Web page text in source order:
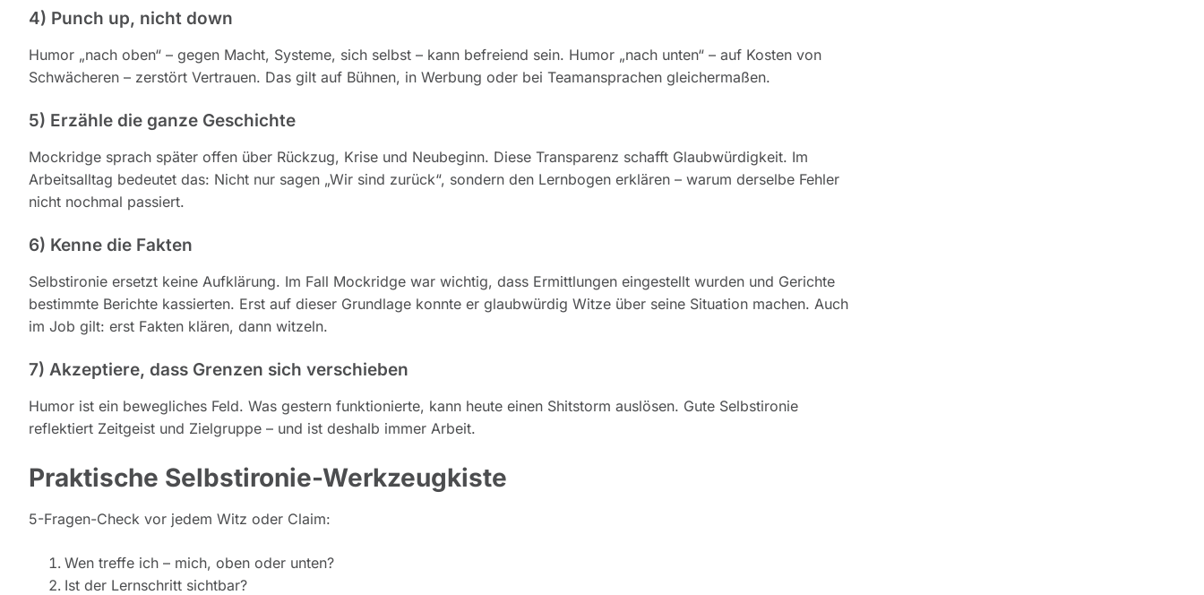
4) Punch up, nicht down
Humor „nach oben“ – gegen Macht, Systeme, sich selbst – kann befreiend sein. Humor „nach unten“ – auf Kosten von
Schwächeren – zerstört Vertrauen. Das gilt auf Bühnen, in Werbung oder bei Teamansprachen gleichermaßen.
5) Erzähle die ganze Geschichte
Mockridge sprach später offen über Rückzug, Krise und Neubeginn. Diese Transparenz schafft Glaubwürdigkeit. Im
Arbeitsalltag bedeutet das: Nicht nur sagen „Wir sind zurück“, sondern den Lernbogen erklären – warum derselbe Fehler
nicht nochmal passiert.
6) Kenne die Fakten
Selbstironie ersetzt keine Aufklärung. Im Fall Mockridge war wichtig, dass Ermittlungen eingestellt wurden und Gerichte
bestimmte Berichte kassierten. Erst auf dieser Grundlage konnte er glaubwürdig Witze über seine Situation machen. Auch
im Job gilt: erst Fakten klären, dann witzeln.
7) Akzeptiere, dass Grenzen sich verschieben
Humor ist ein bewegliches Feld. Was gestern funktionierte, kann heute einen Shitstorm auslösen. Gute Selbstironie
reflektiert Zeitgeist und Zielgruppe – und ist deshalb immer Arbeit.
Praktische Selbstironie-Werkzeugkiste
5-Fragen-Check vor jedem Witz oder Claim:
Wen treffe ich – mich, oben oder unten?
Ist der Lernschritt sichtbar?